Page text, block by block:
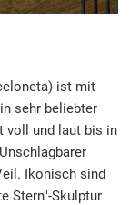
ist mit
sehr beliebter
voll und laut bis in
Ikonisch sind
Stern"-Skulptur